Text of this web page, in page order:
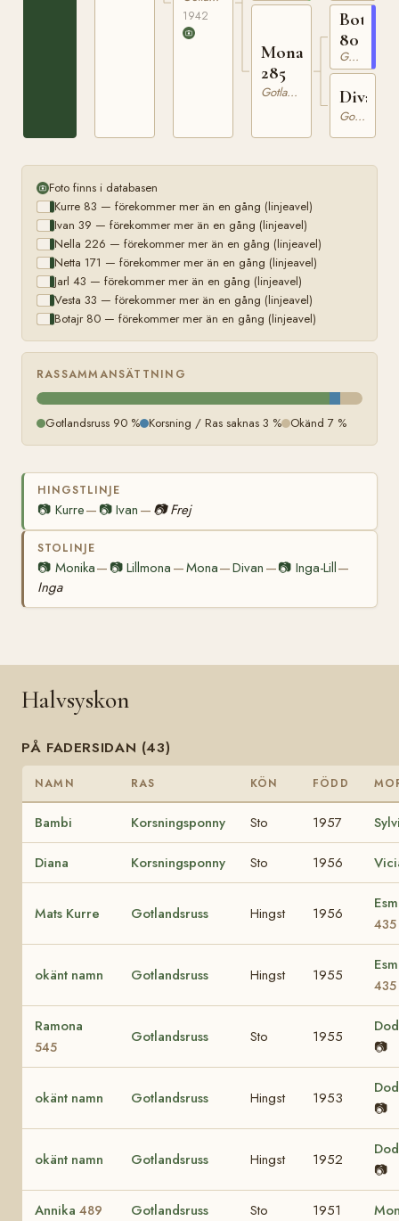
1942
Mona
285
Gotlandsruss
Botajr
80
Gotlandsruss
Divan
Gotlandsruss
Foto finns i databasen
Kurre 83 — förekommer mer än en gång (linjeavel)
Ivan 39 — förekommer mer än en gång (linjeavel)
Nella 226 — förekommer mer än en gång (linjeavel)
Netta 171 — förekommer mer än en gång (linjeavel)
Jarl 43 — förekommer mer än en gång (linjeavel)
Vesta 33 — förekommer mer än en gång (linjeavel)
Botajr 80 — förekommer mer än en gång (linjeavel)
RASSAMMANSÄTTNING
Gotlandsruss 90 % Korsning / Ras saknas 3 % Okänd 7 %
HINGSTLINJE
📷 Kurre— 📷Ivan — 📷 Frej
STOLINJE
📷 Monika— 📷Lillmona —Mona—Divan —📷 Inga-Lill—
Inga
Halvsyskon
PÅ FADERSIDAN (43)
NAMN RAS KÖN FÖDD
Bambi Korsningsponny Sto 1957
Diana Korsningsponny Sto 1956
Mats Kurre Gotlandsruss Hingst 1956
435
okänt namn Gotlandsruss Hingst 1955
435
Ramona
545
Gotlandsruss Sto 1955
📷
okänt namn Gotlandsruss Hingst 1953
📷
okänt namn Gotlandsruss Hingst 1952
📷
Annika 489 Gotlandsruss Sto 1951